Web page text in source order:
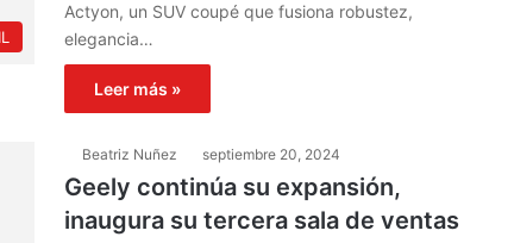
Actyon, un SUV coupé que fusiona robustez,
elegancia…
Leer más »
Beatriz Nuñez septiembre 20, 2024
Geely continúa su expansión,
inaugura su tercera sala de ventas